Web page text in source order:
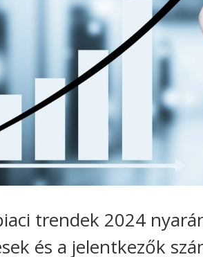
trendek 2024
és a jelentkezők